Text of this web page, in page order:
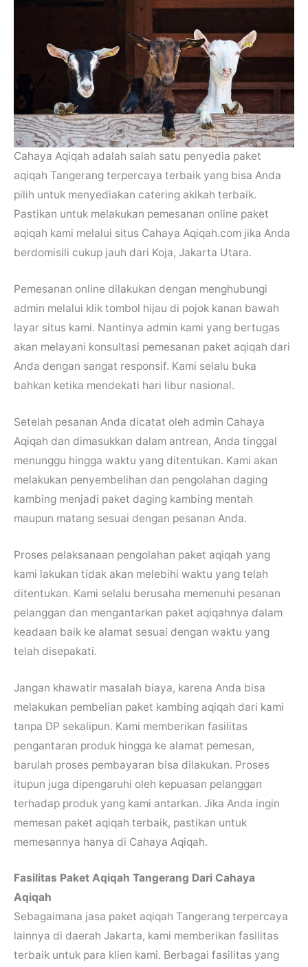
Cahaya Aqiqah adalah salah satu penyedia paket
aqiqah Tangerang terpercaya terbaik yang bisa Anda
pilih untuk menyediakan catering akikah terbaik.
Pastikan untuk melakukan pemesanan online paket
aqiqah kami melalui situs Cahaya Aqiqah.com jika Anda
berdomisili cukup jauh dari Koja, Jakarta Utara.
Pemesanan online dilakukan dengan menghubungi
admin melalui klik tombol hijau di pojok kanan bawah
layar situs kami. Nantinya admin kami yang bertugas
akan melayani konsultasi pemesanan paket aqiqah dari
Anda dengan sangat responsif. Kami selalu buka
bahkan ketika mendekati hari libur nasional.
Setelah pesanan Anda dicatat oleh admin Cahaya
Aqiqah dan dimasukkan dalam antrean, Anda tinggal
menunggu hingga waktu yang ditentukan. Kami akan
melakukan penyembelihan dan pengolahan daging
kambing menjadi paket daging kambing mentah
maupun matang sesuai dengan pesanan Anda.
Proses pelaksanaan pengolahan paket aqiqah yang
kami lakukan tidak akan melebihi waktu yang telah
ditentukan. Kami selalu berusaha memenuhi pesanan
pelanggan dan mengantarkan paket aqiqahnya dalam
keadaan baik ke alamat sesuai dengan waktu yang
telah disepakati.
Jangan khawatir masalah biaya, karena Anda bisa
melakukan pembelian paket kambing aqiqah dari kami
tanpa DP sekalipun. Kami memberikan fasilitas
pengantaran produk hingga ke alamat pemesan,
barulah proses pembayaran bisa dilakukan. Proses
itupun juga dipengaruhi oleh kepuasan pelanggan
terhadap produk yang kami antarkan. Jika Anda ingin
memesan paket aqiqah terbaik, pastikan untuk
memesannya hanya di Cahaya Aqiqah.
Fasilitas Paket Aqiqah Tangerang Dari Cahaya
Aqiqah
Sebagaimana jasa paket aqiqah Tangerang terpercaya
lainnya di daerah Jakarta, kami memberikan fasilitas
terbaik untuk para klien kami. Berbagai fasilitas yang